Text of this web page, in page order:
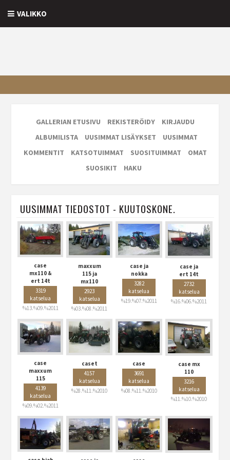
VALIKKO
GALLERIAN ETUSIVU REKISTERÖIDY
KIRJAUDU
ALBUMILISTA
UUSIMMAT LISÄYKSET
UUSIMMAT
KOMMENTIT
KATSOTUIMMAT SUOSITUIMMAT
OMAT
SUOSIKIT
HAKU
UUSIMMAT TIEDOSTOT - KUUTOSKONE.
case
mx110 &
ert 14t
3319
katselua
%13.%09.%2011
maxxum
115 ja
mx110
2923
katselua
%03.%08.%2011
case ja
nokka
3282
katselua
%19.%07.%2011
case ja
ert 14t
2732
katselua
%16.%06.%2011
case
maxxum
115
4139
katselua
%09.%02.%2011
caset
4157
katselua
%28.%11.%2010
case
3691
katselua
%08.%11.%2010
case mx
110
3216
katselua
%11.%10.%2010